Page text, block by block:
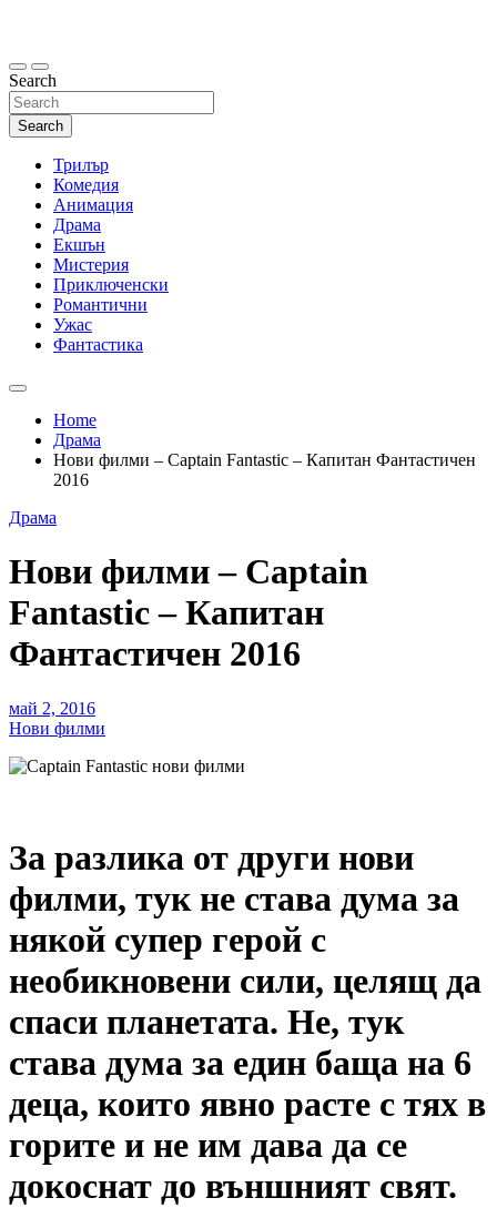
Search
Search
Трилър
Комедия
Анимация
Драма
Екшън
Мистерия
Приключенски
Романтични
Ужас
Фантастика
Home
Драма
Нови филми – Captain Fantastic – Капитан Фантастичен
2016
Драма
Нови филми – Captain
Fantastic – Капитан
Фантастичен 2016
май 2, 2016
Нови филми
За разлика от други нови
филми, тук не става дума за
някой супер герой с
необикновени сили, целящ да
спаси планетата. Не, тук
става дума за един баща на 6
деца, които явно расте с тях в
горите и не им дава да се
докоснат до външният свят.